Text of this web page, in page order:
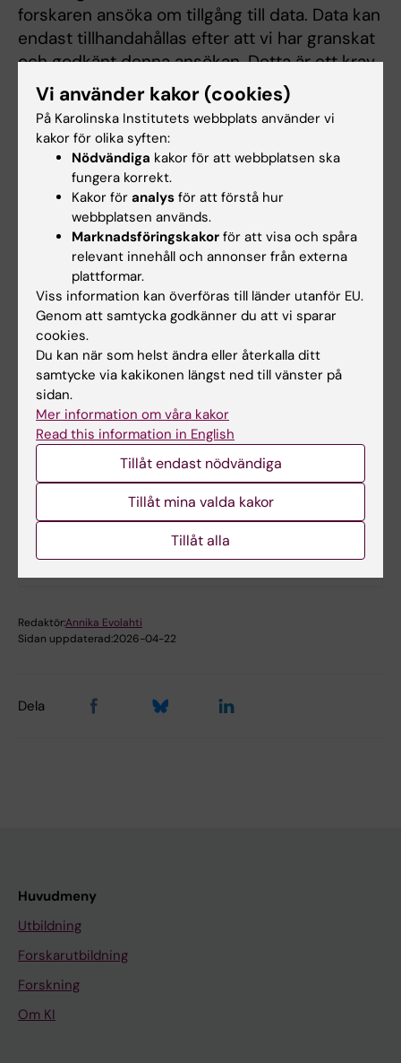
forskaren ansöka om tillgång till data. Data kan
endast tillhandahållas efter att vi har granskat
och godkänt denna ansökan. Detta är ett krav
enligt gällande lagstiftning för att säkerställa
att all forskning som involverar
personuppgifter genomgår korrekt etisk
granskning.
Vill du samarbeta med oss inom IMAS-
projektet?
Ladda ner och fyll gärna i blanketten nedan
och mejla den till
Vi ser fram emot att höra från dig!
Kontaktblankett
IMAS blankett (PDF, 191.63 KB)
Hade du nytta av informationen på denna sida?
No
Redaktör:Annika Evolahti
Sidan uppdaterad:2026-04-22
Dela
Huvudmeny
Utbildning
Forskarutbildning
Forskning
Om KI
Vi använder kakor (cookies)
På Karolinska Institutets webbplats använder vi
kakor för olika syften:
Nödvändiga kakor för att webbplatsen ska
fungera korrekt.
Kakor för analys för att förstå hur
webbplatsen används.
Marknadsföringskakor för att visa och spåra
relevant innehåll och annonser från externa
plattformar.
Viss information kan överföras till länder utanför EU.
Genom att samtycka godkänner du att vi sparar
cookies.
Du kan när som helst ändra eller återkalla ditt
samtycke via kakikonen längst ned till vänster på
sidan.
Mer information om våra kakor
Read this information in English
Tillåt endast nödvändiga
Tillåt mina valda kakor
Tillåt alla